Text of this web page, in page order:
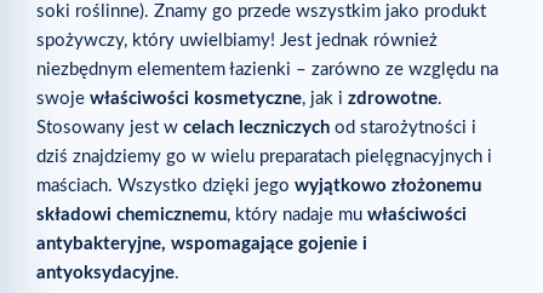
soki roślinne). Znamy go przede wszystkim jako produkt
spożywczy, który uwielbiamy! Jest jednak również
niezbędnym elementem łazienki – zarówno ze względu na
swoje właściwości kosmetyczne, jak i zdrowotne.
Stosowany jest w celach leczniczych od starożytności i
dziś znajdziemy go w wielu preparatach pielęgnacyjnych i
maściach. Wszystko dzięki jego wyjątkowo złożonemu
składowi chemicznemu, który nadaje mu właściwości
antybakteryjne, wspomagające gojenie i
antyoksydacyjne.